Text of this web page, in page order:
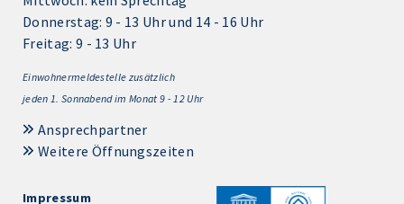
Donnerstag: 9 - 13 Uhr und 14 - 16 Uhr
Freitag: 9 - 13 Uhr
Einwohnermeldestelle zusätzlich
jeden 1. Sonnabend im Monat 9 - 12 Uhr
Ansprechpartner
Weitere Öffnungszeiten
Impressum